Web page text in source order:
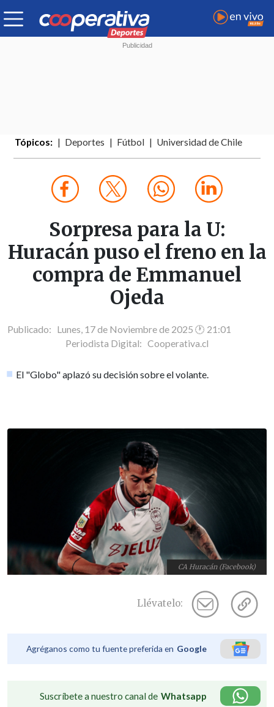
Tópicos: Deportes Fútbol Universidad de Chile
Sorpresa para la U:
Huracán puso el freno en la
compra de Emmanuel
Ojeda
Publicado: Lunes, 17 de Noviembre de 2025 🕐 21:01
Periodista Digital: Cooperativa.cl
El "Globo" aplazó su decisión sobre el volante.
CA Huracán (Facebook)
Llévatelo:
Agréganos como tu fuente preferida en Google
Suscríbete a nuestro canal de Whatsapp